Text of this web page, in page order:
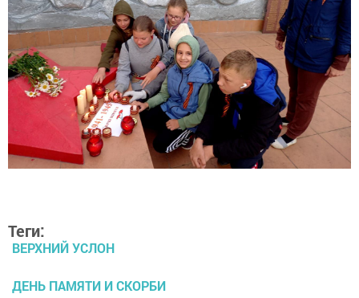
Теги:
ВЕРХНИЙ УСЛОН
ДЕНЬ ПАМЯТИ И СКОРБИ